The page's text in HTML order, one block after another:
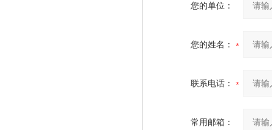
您的单位：
您的姓名：
联系电话：
常用邮箱：